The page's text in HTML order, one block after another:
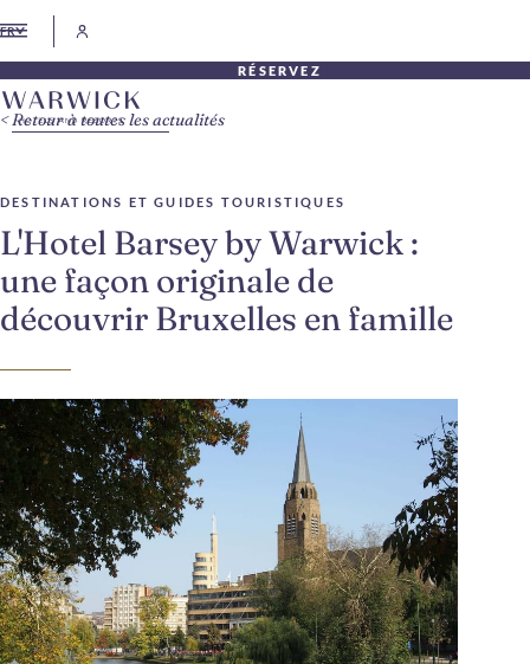
FR
RÉSERVEZ
DESTINATIONS ET GUIDES TOURISTIQUES
L'Hotel Barsey by Warwick :
une façon originale de
découvrir Bruxelles en famille
Retour à toutes les actualités